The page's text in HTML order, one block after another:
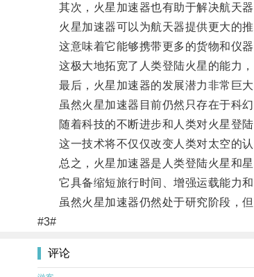
其次，火星加速器也有助于解决航天器
火星加速器可以为航天器提供更大的推
这意味着它能够携带更多的货物和仪器
这极大地拓宽了人类登陆火星的能力，
最后，火星加速器的发展潜力非常巨大
虽然火星加速器目前仍然只存在于科幻
随着科技的不断进步和人类对火星登陆
这一技术将不仅仅改变人类对太空的认
总之，火星加速器是人类登陆火星和星
它具备缩短旅行时间、增强运载能力和
虽然火星加速器仍然处于研究阶段，但
#3#
评论